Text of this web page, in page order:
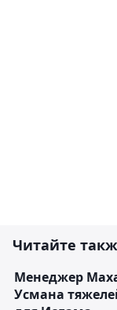
Читайте
Менеджер
Усмана